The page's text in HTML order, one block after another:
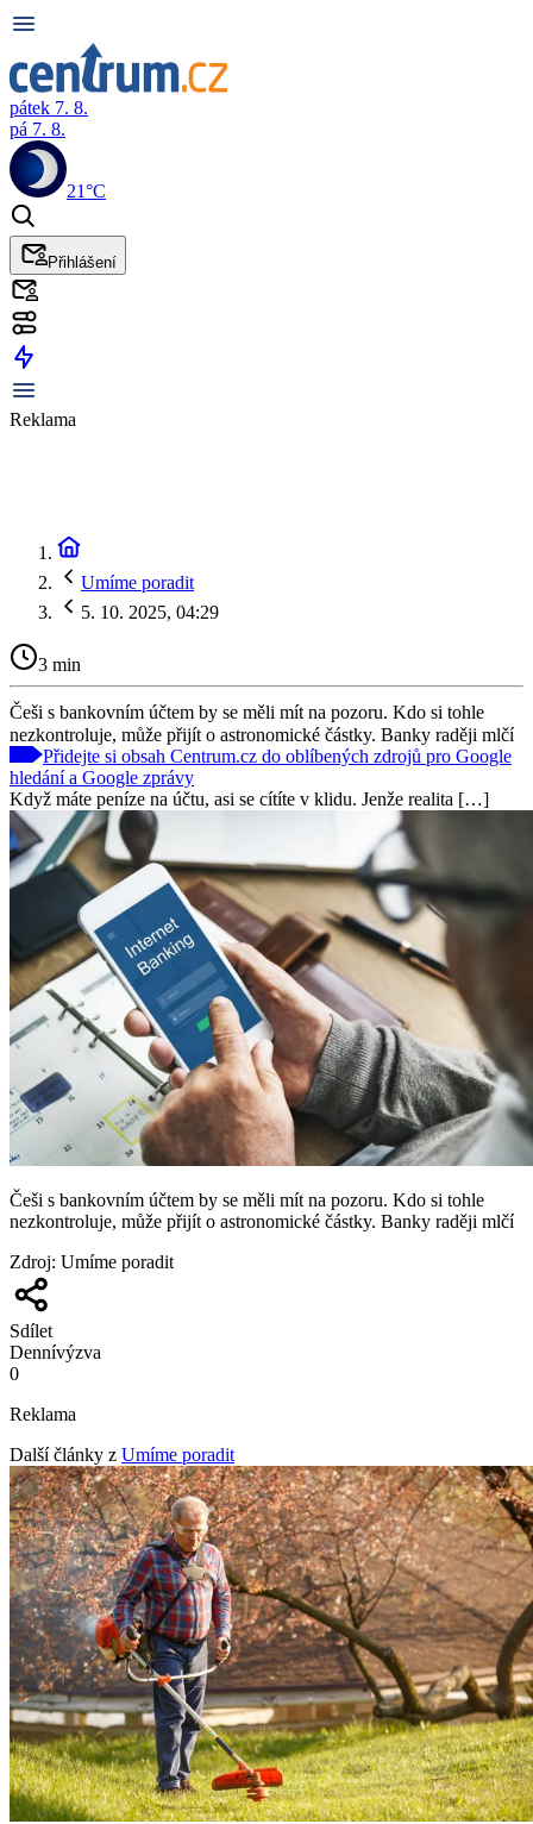
pátek 7. 8.
pá 7. 8.
21°C
Přihlášení
Reklama
Umíme poradit
5. 10. 2025, 04:29
3 min
Češi s bankovním účtem by se měli mít na pozoru. Kdo si tohle
nezkontroluje, může přijít o astronomické částky. Banky raději mlčí
Přidejte si obsah Centrum.cz do oblíbených zdrojů pro Google
hledání a Google zprávy
Když máte peníze na účtu, asi se cítíte v klidu. Jenže realita […]
Češi s bankovním účtem by se měli mít na pozoru. Kdo si tohle
nezkontroluje, může přijít o astronomické částky. Banky raději mlčí
Zdroj: Umíme poradit
Sdílet
Dennívýzva
0
Reklama
Další články z Umíme poradit